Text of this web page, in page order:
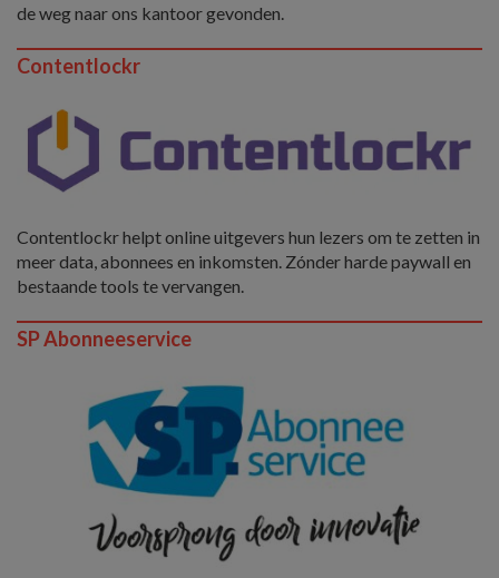
de weg naar ons kantoor gevonden.
Contentlockr
Contentlockr helpt online uitgevers hun lezers om te zetten in
meer data, abonnees en inkomsten. Zónder harde paywall en
bestaande tools te vervangen.
SP Abonneeservice